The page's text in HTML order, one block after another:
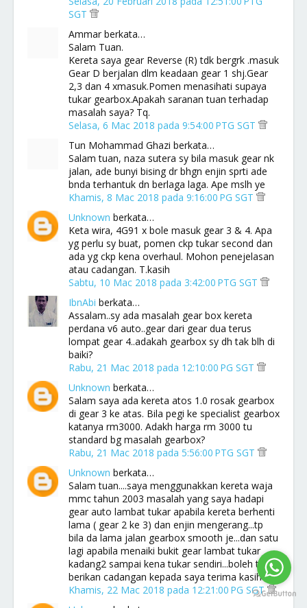
SGT
Ammar berkata…
Salam Tuan.
Kereta saya gear Reverse (R) tdk bergrk .masuk
Gear D berjalan dlm keadaan gear 1 shj.Gear
2,3 dan 4 xmasuk.Pomen menasihati supaya
tukar gearbox.Apakah saranan tuan terhadap
masalah saya? Tq.
Selasa, 6 Mac 2018 pada 9:54:00 PTG SGT
Tun Mohammad Ghazi berkata…
Salam tuan, naza sutera sy bila masuk gear nk
jalan, ade bunyi bising dr bhgn enjin sprti ade
bnda terhantuk dn berlaga laga. Ape mslh ye
Khamis, 8 Mac 2018 pada 9:16:00 PG SGT
Unknown berkata…
Keta wira, 4G91 x bole masuk gear 3 & 4. Apa
yg perlu sy buat, pomen ckp tukar second dan
ada yg ckp kena overhaul. Mohon penejelasan
atau cadangan. T.kasih
Sabtu, 10 Mac 2018 pada 3:42:00 PTG SGT
IbnAbi berkata…
Assalam..sy ada masalah gear box kereta
perdana v6 auto..gear dari gear dua terus
lompat gear 4..adakah gearbox sy dh tak blh di
baiki?
Rabu, 21 Mac 2018 pada 12:10:00 PG SGT
Unknown berkata…
Salam saya ada kereta atos 1.0 rosak gearbox
di gear 3 ke atas. Bila pegi ke specialist gearbox
katanya rm3000. Adakh harga rm 3000 tu
standard bg masalah gearbox?
Rabu, 21 Mac 2018 pada 5:56:00 PTG SGT
Unknown berkata…
Salam tuan....saya menggunakkan kereta waja
mmc tahun 2003 masalah yang saya hadapi
gear auto lambat tukar apabila kereta berhenti
lama ( gear 2 ke 3) dan enjin mengerang...tp
bila da lama jalan gearbox smooth je...dan satu
lagi apabila menaiki bukit gear lambat tukar
kadang2 sampai kena tukar sendiri...boleh tuan
berikan cadangan kepada saya terima kasih
Khamis, 22 Mac 2018 pada 12:21:00 PG SGT